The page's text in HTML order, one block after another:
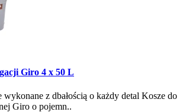
Giro 4 x 50 L
z dbałością o każdy detal Kosze do
Giro o pojemn..